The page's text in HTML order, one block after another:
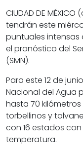
CIUDAD DE
tendrán este
puntuales intensas
el pronóstico del
(SMN).
Para este 12 de
Nacional del Agua
hasta 70
torbellinos y
con 16 estados
temperatura.